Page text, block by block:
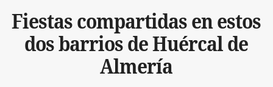
Fiestas compartidas en estos
dos barrios de Huércal de
Almería